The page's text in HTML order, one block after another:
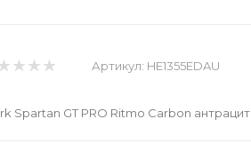
Артикул: HE1355EDAU
Spartan GT PRO Ritmo Carbon антрацит